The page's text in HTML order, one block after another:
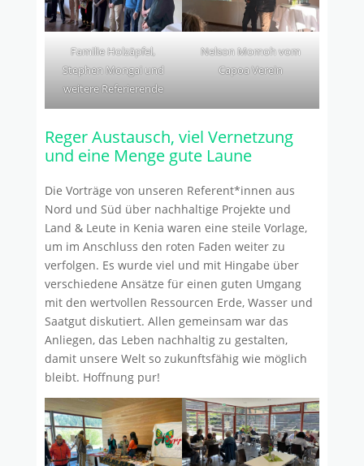
Familie Holzäpfel,
Stephen Mongai und
weitere Referierende
Nelson Momoh vom
Capoa Verein
Reger Austausch, viel Vernetzung
und eine Menge gute Laune
Die Vorträge von unseren Referent*innen aus
Nord und Süd über nachhaltige Projekte und
Land & Leute in Kenia waren eine steile Vorlage,
um im Anschluss den roten Faden weiter zu
verfolgen. Es wurde viel und mit Hingabe über
verschiedene Ansätze für einen guten Umgang
mit den wertvollen Ressourcen Erde, Wasser und
Saatgut diskutiert. Allen gemeinsam war das
Anliegen, das Leben nachhaltig zu gestalten,
damit unsere Welt so zukunftsfähig wie möglich
bleibt. Hoffnung pur!